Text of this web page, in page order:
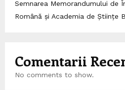
Semnarea Memorandumului de
Română și Academia de Științe
Comentarii
No comments to show.